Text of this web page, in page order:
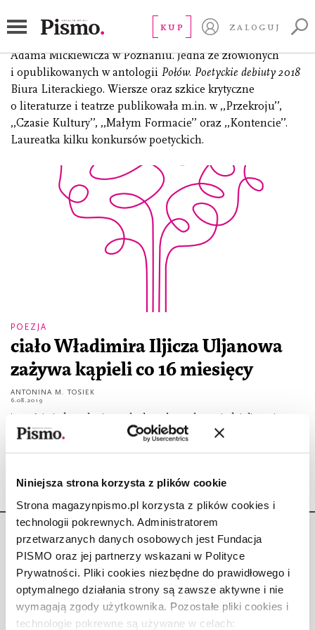
Niniejsza strona korzysta z plików cookie
Strona magazynpismo.pl korzysta z plików cookies i
technologii pokrewnych. Administratorem
przetwarzanych danych osobowych jest Fundacja
PISMO oraz jej partnerzy wskazani w Polityce
Prywatności. Pliki cookies niezbędne do prawidłowego i
optymalnego działania strony są zawsze aktywne i nie
wymagają zgody użytkownika. Pozostałe pliki cookies i
technologie pokrewne są używane w celach:
KUP ZALOGUJ
Tosiek Antonina M.
(ur. 1996), studentka filologii polskiej na Uniwersytecie im.
Adama Mickiewicza w Poznaniu. Jedna ze złowionych
i opublikowanych w antologii Połów. Poetyckie debiuty 2018
Biura Literackiego. Wiersze oraz szkice krytyczne
o literaturze i teatrze publikowała m.in. w ,,Przekroju’’,
,,Czasie Kultury’’, ,,Małym Formacie’’ oraz ,,Kontencie’’.
Laureatka kilku konkursów poetyckich.
POEZJA
ciało Władimira Iljicza Uljanowa
zażywa kąpieli co 16 miesięcy
ANTONINA M. TOSIEK
6.08.2019
jesteście jednym krajem tak słyszałam tak powiedzieli że się
będą o was troszczyć
Copyright © Fundacja Pismo